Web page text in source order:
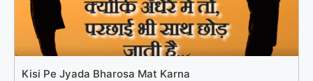
Kisi Pe Jyada Bharosa Mat Karna